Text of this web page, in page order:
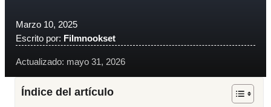
Marzo 10, 2025
Escrito por: Filmnookset
Actualizado: mayo 31, 2026
Índice del artículo